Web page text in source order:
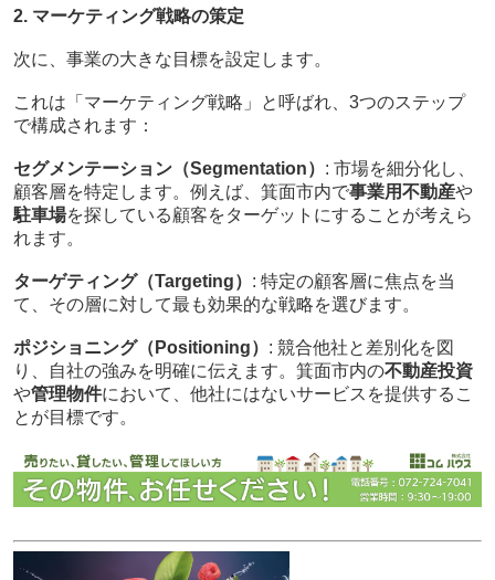
2. マーケティング戦略の策定
次に、事業の大きな目標を設定します。
これは「マーケティング戦略」と呼ばれ、3つのステップ
で構成されます：
セグメンテーション（Segmentation） : 市場を細分化し、
顧客層を特定します。例えば、箕面市内で事業用不動産や
駐車場を探している顧客をターゲットにすることが考えら
れます。
ターゲティング（Targeting） : 特定の顧客層に焦点を当
て、その層に対して最も効果的な戦略を選びます。
ポジショニング（Positioning） : 競合他社と差別化を図
り、自社の強みを明確に伝えます。箕面市内の不動産投資
や管理物件において、他社にはないサービスを提供するこ
とが目標です。